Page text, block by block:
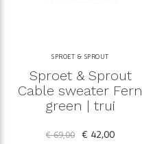
SPROET & SPROUT
Sproet & Sprout
Cable sweater Fern
green | trui
€ 69,00 € 42,00